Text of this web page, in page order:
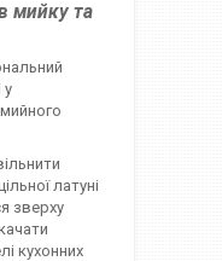
мийку та
у
латуні
зверху
кухонних